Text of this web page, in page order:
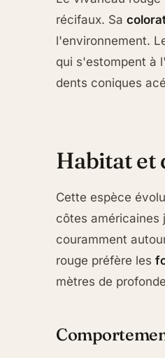
récifaux. Sa
l'environnement.
qui s'estompent à
dents coniques
Habitat
Cette espèce
côtes américaines
couramment
rouge préfère les
mètres de